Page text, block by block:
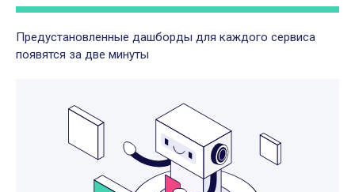
Предустановленные дашборды для каждого сервиса
появятся за две минуты